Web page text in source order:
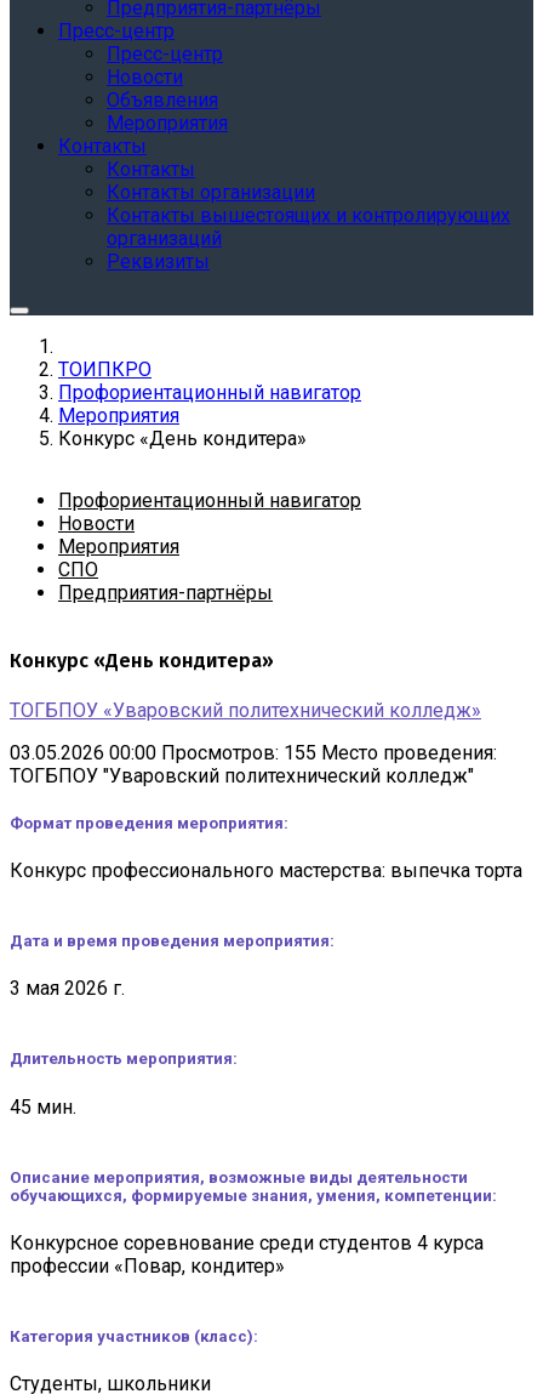
Предприятия-партнёры
Пресс-центр
Пресс-центр
Новости
Объявления
Мероприятия
Контакты
Контакты
Контакты организации
Контакты вышестоящих и контролирующих
организаций
Реквизиты
ТОИПКРО
Профориентационный навигатор
Мероприятия
Конкурс «День кондитера»
Профориентационный навигатор
Новости
Мероприятия
СПО
Предприятия-партнёры
Конкурс «День кондитера»
ТОГБПОУ «Уваровский политехнический колледж»
03.05.2026 00:00 Просмотров: 155 Место проведения:
ТОГБПОУ "Уваровский политехнический колледж"
Формат проведения мероприятия:
Конкурс профессионального мастерства: выпечка торта
Дата и время проведения мероприятия:
3 мая 2026 г.
Длительность мероприятия:
45 мин.
Описание мероприятия, возможные виды деятельности
обучающихся, формируемые знания, умения, компетенции:
Конкурсное соревнование среди студентов 4 курса
профессии «Повар, кондитер»
Категория участников (класс):
Студенты, школьники